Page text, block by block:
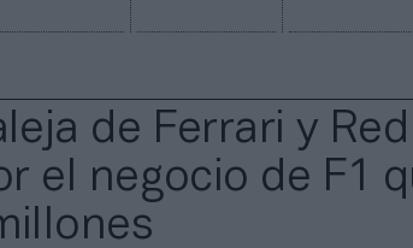
de Ferrari y
el negocio de F1